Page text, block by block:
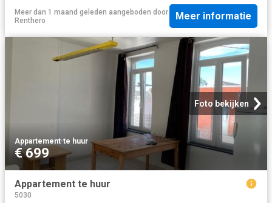
Meer dan 1 maand geleden aangeboden door
Renthero
Meer informatie
Foto bekijken
Appartement·te huur
€ 699
Appartement te huur
5030